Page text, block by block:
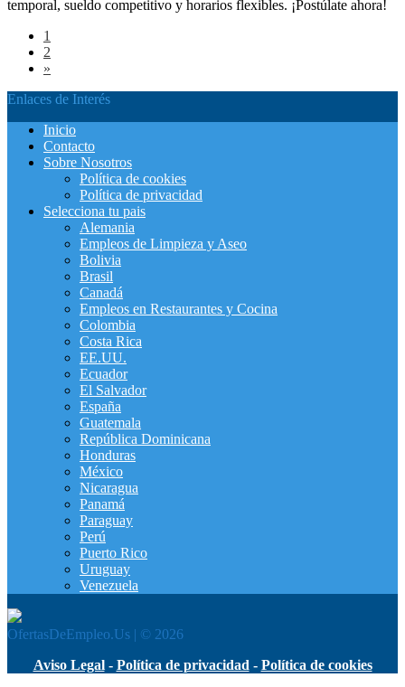
temporal, sueldo competitivo y horarios flexibles. ¡Postúlate ahora!
1
2
»
Enlaces de Interés
Inicio
Contacto
Sobre Nosotros
Política de cookies
Política de privacidad
Selecciona tu pais
Alemania
Empleos de Limpieza y Aseo
Bolivia
Brasil
Canadá
Empleos en Restaurantes y Cocina
Colombia
Costa Rica
EE.UU.
Ecuador
El Salvador
España
Guatemala
República Dominicana
Honduras
México
Nicaragua
Panamá
Paraguay
Perú
Puerto Rico
Uruguay
Venezuela
OfertasDeEmpleo.Us | © 2026
Aviso Legal- Política de privacidad - Política de cookies